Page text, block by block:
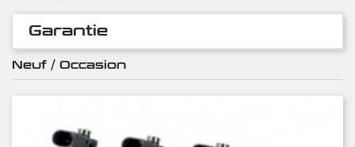
Garantie
Neuf / Occasion